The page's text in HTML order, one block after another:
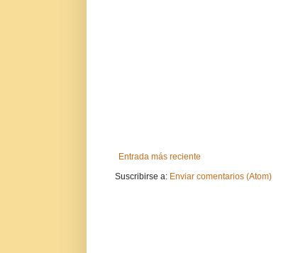
Entrada más reciente
Suscribirse a: Enviar comentarios (Atom)